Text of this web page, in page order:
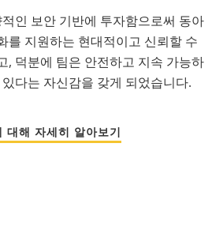
인 보안 기반에 투자함으로써 동아
를 지원하는 현대적이고 신뢰할 수
, 덕분에 팀은 안전하고 지속 가능하
다는 자신감을 갖게 되었습니다.
대해 자세히 알아보기